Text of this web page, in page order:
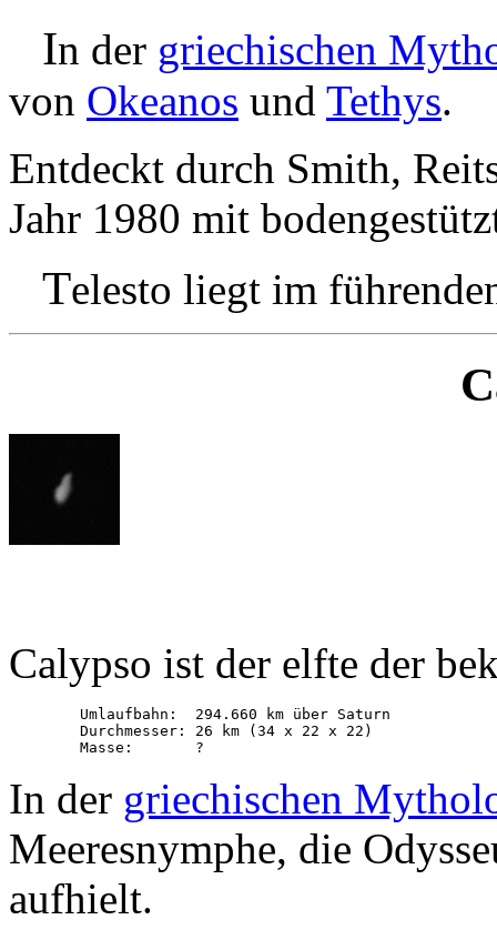
In der griechischen
von Okeanos und Tethys.
Entdeckt durch Smith,
Jahr 1980 mit
Telesto liegt im
Calypso ist der elfte der
        Umlaufbahn:  294.660 km über Saturn
        Durchmesser: 26 km (34 x 22 x 22)
        Masse:       ?
In der griechischen
Meeresnymphe, die
aufhielt.